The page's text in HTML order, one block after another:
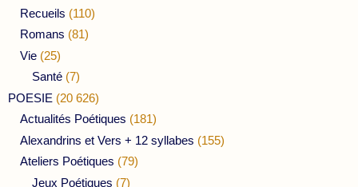
Recueils (110)
Romans (81)
Vie (25)
Santé (7)
POESIE (20 626)
Actualités Poétiques (181)
Alexandrins et Vers + 12 syllabes (155)
Ateliers Poétiques (79)
Jeux Poétiques (7)